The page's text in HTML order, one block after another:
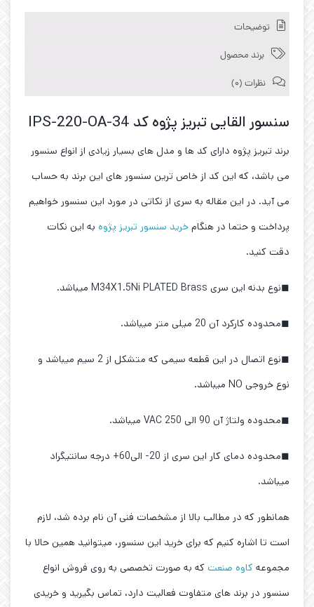
توضیحات
برند محصول
نظرات (0)
سنسور القایی تبریز پژوه کد IPS-220-OA-34
برند تبریز پژوه دارای کد ها و مدل های بسیار زیادی از انواع سنسور
می باشد، که این کد از خاص ترین سنسور های این برند به حساب
می آید. در این مقاله به سری از نکاتی در مورد این سنسور خواهیم
پرداخت و حتما در هنگام خرید سنسور تبریز پژوه به این نکات
دقت کنید.
◼نوع بدنه این سری M34X1.5Ni PLATED Brass میباشد.
◼محدوده کارکرد آن 20 میلی متر میباشد.
◼نوع اتصال در این قطعه سیمی که متشکل از 2 سیم میباشد و
نوع خروجی NO میباشد.
◼محدوده ولتاژ آن 90 الی 250 VAC میباشد.
◼محدوده دمای کار این سری از 20- الی60+ درجه سانتیگراد
میباشد.
همانطور که در مطالب بالا از مشخصات فنی آن نام برده شد، لازم
است تا اشاره کنیم که برای خرید این سنسور، میتوانید همین حالا با
مجموعه کاوه صنعت که به صورت تخصصی به روی فروش انواع
سنسور در برند های متفاوت فعالیت دارد، تماس بگیرید و خریدی